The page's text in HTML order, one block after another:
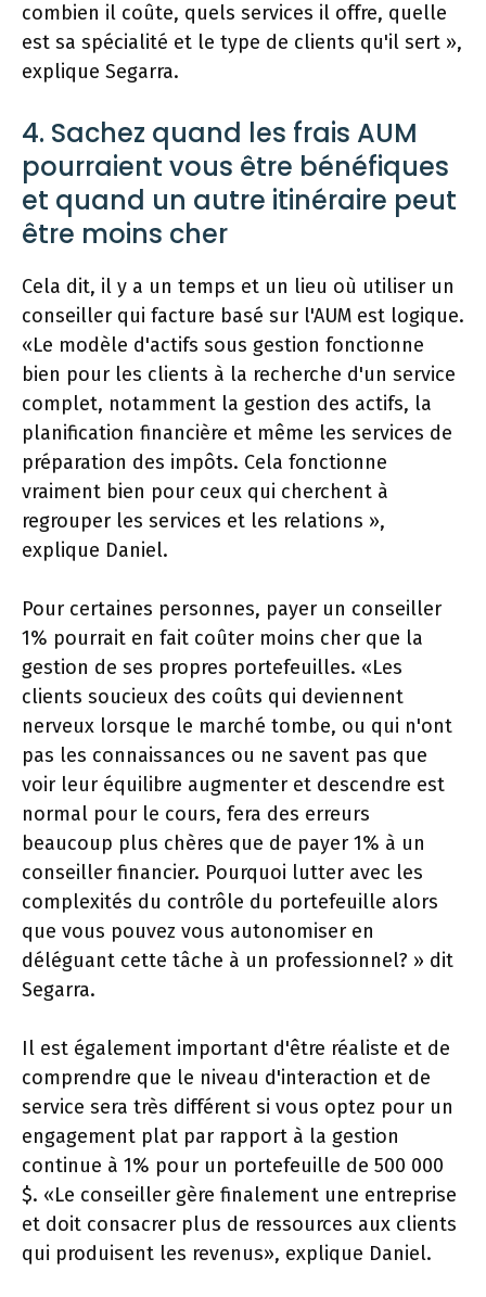
combien il coûte, quels services il offre, quelle
est sa spécialité et le type de clients qu'il sert »,
explique Segarra.
4. Sachez quand les frais AUM
pourraient vous être bénéfiques
et quand un autre itinéraire peut
être moins cher
Cela dit, il y a un temps et un lieu où utiliser un
conseiller qui facture basé sur l'AUM est logique.
«Le modèle d'actifs sous gestion fonctionne
bien pour les clients à la recherche d'un service
complet, notamment la gestion des actifs, la
planification financière et même les services de
préparation des impôts. Cela fonctionne
vraiment bien pour ceux qui cherchent à
regrouper les services et les relations »,
explique Daniel.
Pour certaines personnes, payer un conseiller
1% pourrait en fait coûter moins cher que la
gestion de ses propres portefeuilles. «Les
clients soucieux des coûts qui deviennent
nerveux lorsque le marché tombe, ou qui n'ont
pas les connaissances ou ne savent pas que
voir leur équilibre augmenter et descendre est
normal pour le cours, fera des erreurs
beaucoup plus chères que de payer 1% à un
conseiller financier. Pourquoi lutter avec les
complexités du contrôle du portefeuille alors
que vous pouvez vous autonomiser en
déléguant cette tâche à un professionnel? » dit
Segarra.
Il est également important d'être réaliste et de
comprendre que le niveau d'interaction et de
service sera très différent si vous optez pour un
engagement plat par rapport à la gestion
continue à 1% pour un portefeuille de 500 000
$. «Le conseiller gère finalement une entreprise
et doit consacrer plus de ressources aux clients
qui produisent les revenus», explique Daniel.